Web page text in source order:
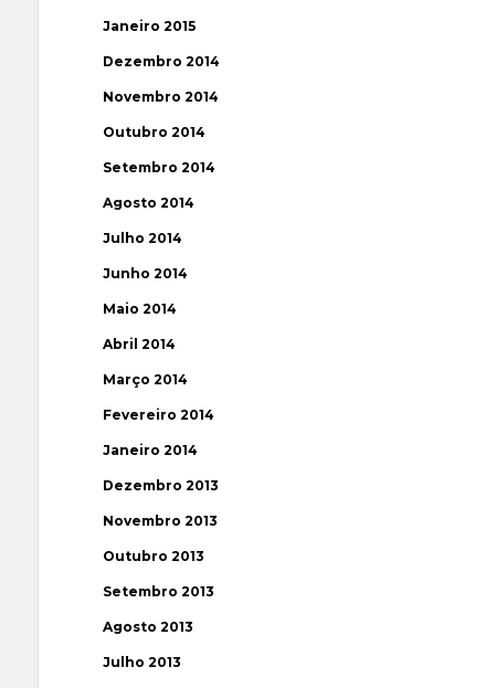
Janeiro 2015
Dezembro 2014
Novembro 2014
Outubro 2014
Setembro 2014
Agosto 2014
Julho 2014
Junho 2014
Maio 2014
Abril 2014
Março 2014
Fevereiro 2014
Janeiro 2014
Dezembro 2013
Novembro 2013
Outubro 2013
Setembro 2013
Agosto 2013
Julho 2013